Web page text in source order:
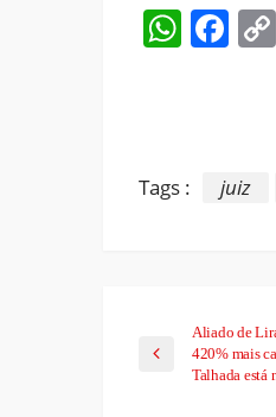
Tags : juiz
Aliado de
420% mais
Talhada está